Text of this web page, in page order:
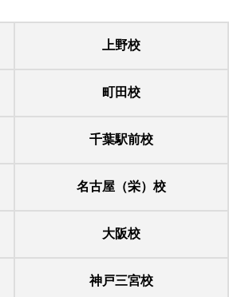
上野校
町田校
千葉駅前校
名古屋（栄）校
大阪校
神戸三宮校